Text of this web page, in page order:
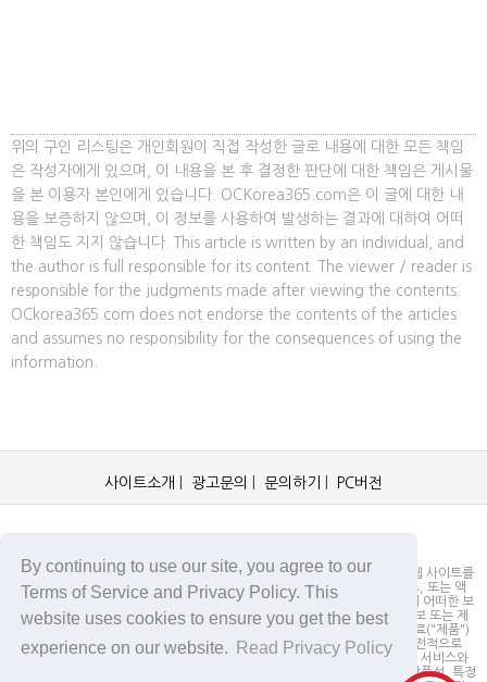
By continuing to use our site, you agree to our
Terms of Service and Privacy Policy. This
website uses cookies to ensure you get the best
experience on our website.
Read Privacy Policy
위의 구인 리스팅은 개인회원이 직접 작성한 글로 내용에 대한 모든 책임
은 작성자에게 있으며, 이 내용을 본 후 결정한 판단에 대한 책임은 게시물
을 본 이용자 본인에게 있습니다. OCKorea365.com은 이 글에 대한 내
용을 보증하지 않으며, 이 정보를 사용하여 발생하는 결과에 대하여 어떠
한 책임도 지지 않습니다. This article is written by an individual, and
the author is full responsible for its content. The viewer / reader is
responsible for the judgments made after viewing the contents.
OCkorea365.com does not endorse the contents of the articles
and assumes no responsibility for the consequences of using the
information.
사이트소개 광고문의 문의하기 PC버전
OCKorea365.com 오씨코리아365는 본 웹 사이트에 명시되어 있거나, 본 웹 사이트를
통해 배포되거나, 본 웹 사이트에 포함되어 있는 서비스로부터 링크, 다운로드, 또는 액
세스되는 정보, 내용 또는 광고(총칭하여 "자료")의 정확성이나 신뢰성에 대해 어떠한 보
증도 하지 않을 뿐만 아니라 서비스상의, 또는 서비스와 관련된 광고, 기타 정보 또는 제
안의 결과로서 디스플레이, 구매 또는 취득하게 되는 제품, 정보 또는 기타 자료("제품")
의 품질에 대해서도 보증을 하지 않습니다. 귀하는, 자료에 대한 신뢰 여부가 전적으로
본 웹사이트를 방문하신 귀하의 책임임을 인정합니다. OCKorea365.com은 서비스와
자료를 "있는 그대로" 제공하며, 서비스 또는 기타 자료 및 제품과 관련하여 상품성, 특정